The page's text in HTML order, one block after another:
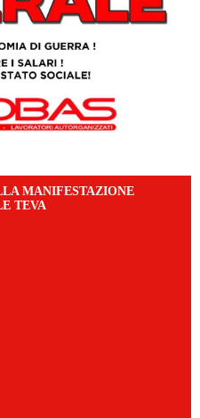
MANIFESTAZIONE
TEVA